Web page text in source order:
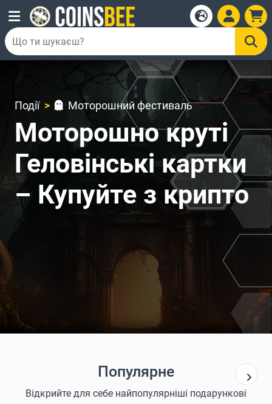
Події Моторошний фестиваль
Моторошно круті
Геловінські картки
– Купуйте з крипто
Популярне
Відкрийте для себе найпопулярніші подарункові